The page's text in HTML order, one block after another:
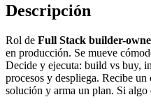
Descripción
Rol de Full Stack builder-
en producción. Se mueve
Decide y ejecuta: build vs buy,
procesos y despliega. Recibe
solución y arma un plan. Si